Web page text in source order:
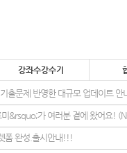
강좌수강수기
출문제 반영한 대규모 업데이트 안
&rsquo;가 여러분 곁에 왔어요!
폼 완성.출시안내!!!